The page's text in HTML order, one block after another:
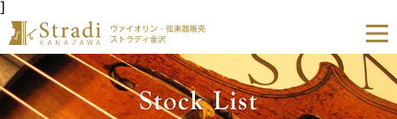
]
ヴァイオリン・弦楽器販売
ストラディ金沢